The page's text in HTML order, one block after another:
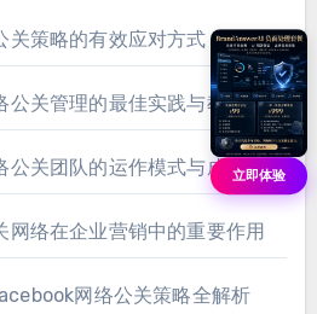
关策略的有效应对方式
公关管理的最佳实践与教训
公关团队的运作模式与成功策略
络在企业营销中的重要作用
网络公关策略全解析
立即体验